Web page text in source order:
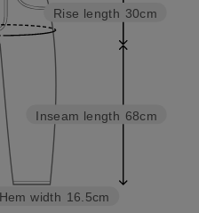
Inseam length 68cm
Rise length 30cm
Hem width 16.5cm